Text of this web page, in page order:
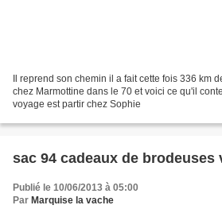
Il reprend son chemin il a fait cette fois 336 km
chez Marmottine dans le 70 et voici ce qu'il
voyage est partir chez Sophie
sac 94 cadeaux de brodeuses
Publié le 10/06/2013 à 05:00
Par Marquise la vache